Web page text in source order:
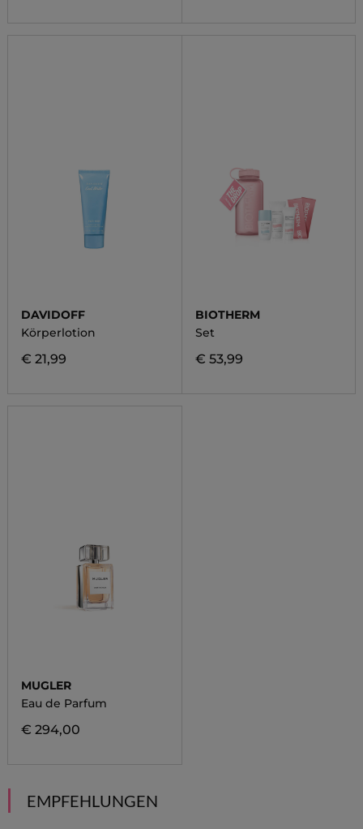
DAVIDOFF
Körperlotion
€ 21,99
BIOTHERM
Set
€ 53,99
MUGLER
Eau de Parfum
€ 294,00
EMPFEHLUNGEN